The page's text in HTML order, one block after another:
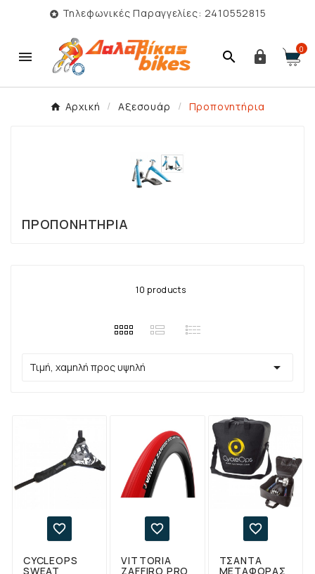
 Τηλεφωνικές Παραγγελίες: 2410552815
   0
Αρχική Αξεσουάρ Προπονητήρια
ΠΡΟΠΟΝΗΤΉΡΙΑ
10 products
Τιμή, χαμηλή προς υψηλή 

CYCLEOPS
SWEAT

VITTORIA
ZAFFIRO PRO

ΤΣΆΝΤΑ
ΜΕΤΑΦΟΡΆΣ